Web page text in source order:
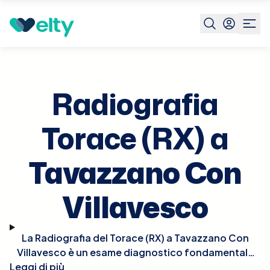
Prenota visita
Tavazzano Con
Radiografia
Torace (RX) a
Tavazzano Con
Villavesco
La Radiografia del Torace (RX) a Tavazzano Con
Villavesco è un esame diagnostico fondamentale
che consente di visualizzare i polmoni, il cuore, i
Leggi di più